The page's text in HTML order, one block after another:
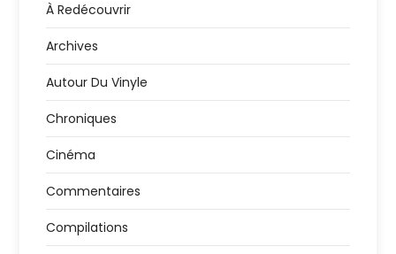
À Redécouvrir
Archives
Autour Du Vinyle
Chroniques
Cinéma
Commentaires
Compilations